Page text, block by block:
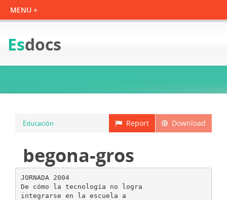
Esdocs
Download
Report
Educación
begona-gros
JORNADA 2004
De cómo la tecnología no logra
integrarse en la escuela a